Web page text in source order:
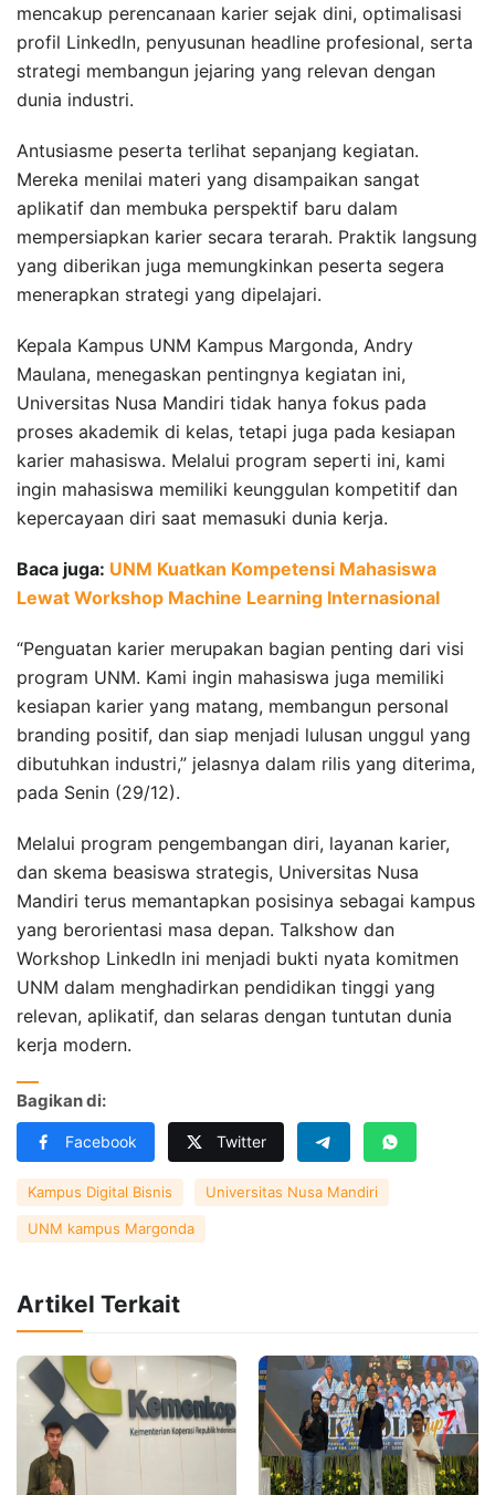
mencakup perencanaan karier sejak dini, optimalisasi
profil LinkedIn, penyusunan headline profesional, serta
strategi membangun jejaring yang relevan dengan
dunia industri.
Antusiasme peserta terlihat sepanjang kegiatan.
Mereka menilai materi yang disampaikan sangat
aplikatif dan membuka perspektif baru dalam
mempersiapkan karier secara terarah. Praktik langsung
yang diberikan juga memungkinkan peserta segera
menerapkan strategi yang dipelajari.
Kepala Kampus UNM Kampus Margonda, Andry
Maulana, menegaskan pentingnya kegiatan ini,
Universitas Nusa Mandiri tidak hanya fokus pada
proses akademik di kelas, tetapi juga pada kesiapan
karier mahasiswa. Melalui program seperti ini, kami
ingin mahasiswa memiliki keunggulan kompetitif dan
kepercayaan diri saat memasuki dunia kerja.
Baca juga: UNM Kuatkan Kompetensi Mahasiswa
Lewat Workshop Machine Learning Internasional
“Penguatan karier merupakan bagian penting dari visi
program UNM. Kami ingin mahasiswa juga memiliki
kesiapan karier yang matang, membangun personal
branding positif, dan siap menjadi lulusan unggul yang
dibutuhkan industri,” jelasnya dalam rilis yang diterima,
pada Senin (29/12).
Melalui program pengembangan diri, layanan karier,
dan skema beasiswa strategis, Universitas Nusa
Mandiri terus memantapkan posisinya sebagai kampus
yang berorientasi masa depan. Talkshow dan
Workshop LinkedIn ini menjadi bukti nyata komitmen
UNM dalam menghadirkan pendidikan tinggi yang
relevan, aplikatif, dan selaras dengan tuntutan dunia
kerja modern.
Bagikan di:
Facebook Twitter
Kampus Digital Bisnis Universitas Nusa Mandiri
UNM kampus Margonda
Artikel Terkait